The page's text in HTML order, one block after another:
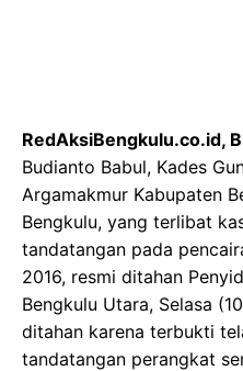
RedAksiBengkulu.co.id,
Budianto Babul, Kades
Argamakmur Kabupaten
Bengkulu, yang terlibat
tandatangan pada
2016, resmi ditahan
Bengkulu Utara, Selasa
ditahan karena terbukti
tandatangan perangkat